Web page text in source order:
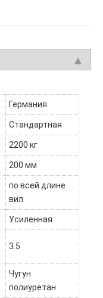
Германия
Стандартная
2200 кг
200 мм
по всей длине
вил
Усиленная
3.5
Чугун
полиуретан